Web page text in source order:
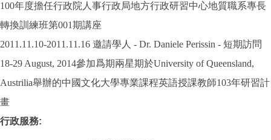
100年度擔任行政院人事行政局地方行政研習中心地質職系專長
轉換訓練班第001期講座
2011.11.10-2011.11.16 邀請學人 - Dr. Daniele Perissin - 短期訪問
18-29 August, 2014參加爲期兩星期於University of Queensland,
Austrilia舉辦的中國文化大學專業課程英語授課教師103年研習計
畫
行政服務: